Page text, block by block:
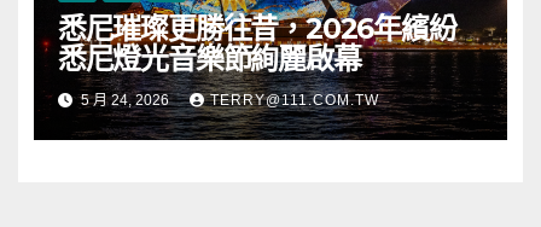
悉尼璀璨更勝往昔，2026年繽紛
悉尼燈光音樂節絢麗啟幕
5 月 24, 2026 TERRY@111.COM.TW